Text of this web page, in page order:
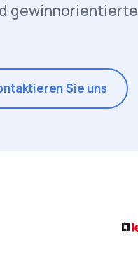
gewinnorientierte
Sie uns